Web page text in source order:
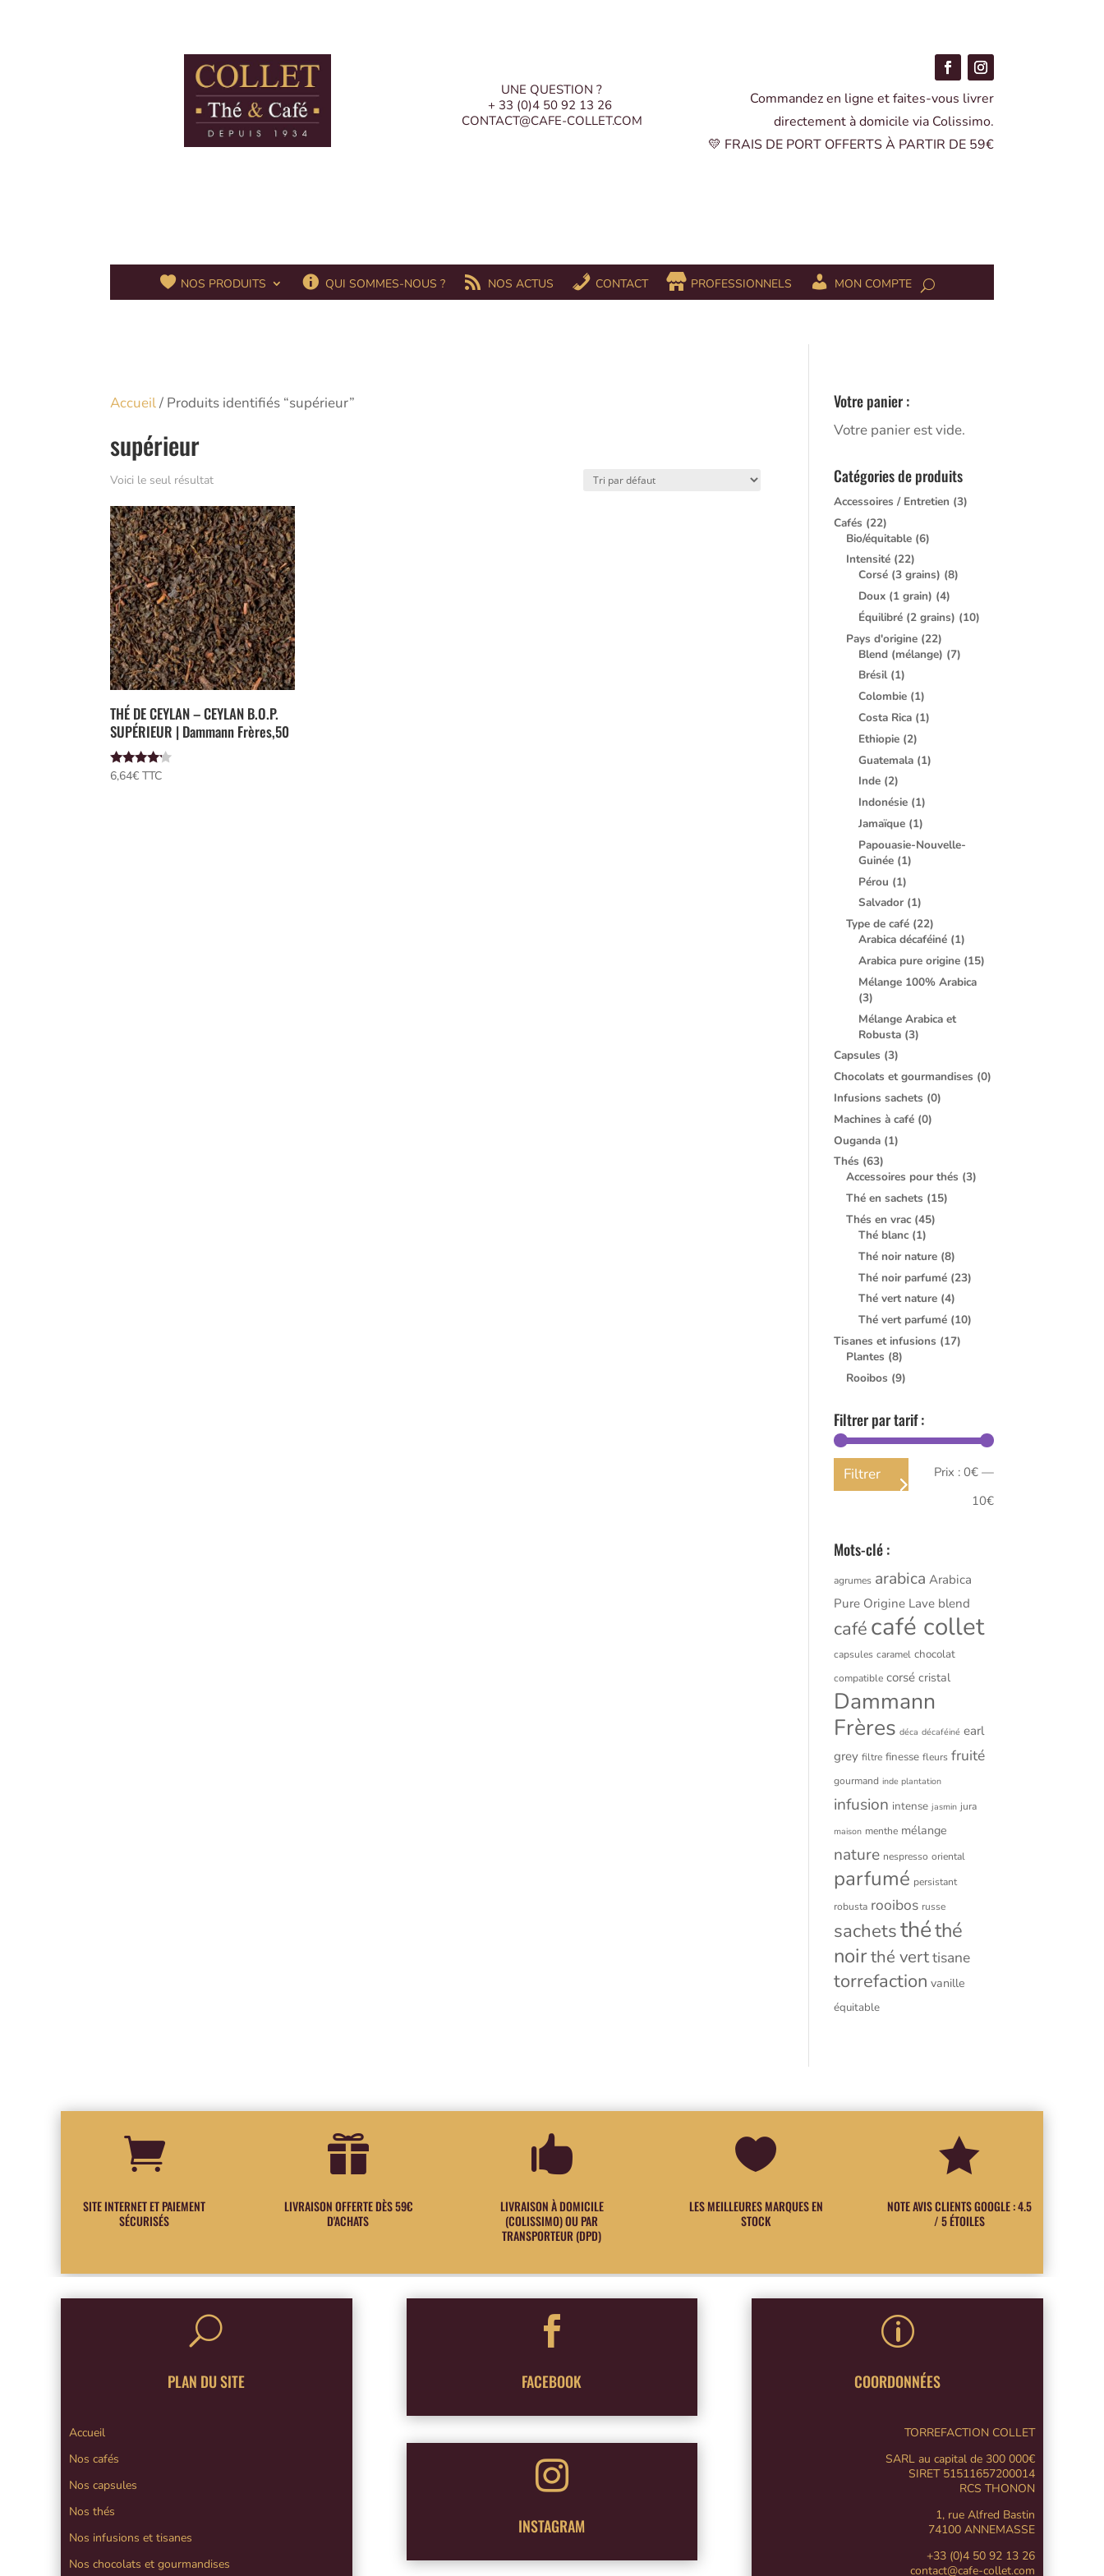
UNE QUESTION ?
+ 33 (0)4 50 92 13 26
CONTACT@CAFE-COLLET.COM
Commandez en ligne et faites-vous livrer
directement à domicile via Colissimo.
💛 FRAIS DE PORT OFFERTS À PARTIR DE 59€
NOS PRODUITS QUI SOMMES-NOUS ? NOS ACTUS CONTACT PROFESSIONNELS MON COMPTE
Accueil/ Produits identifiés “supérieur”
supérieur
Voici le seul résultat
THÉ DE CEYLAN – CEYLAN B.O.P.
SUPÉRIEUR | Dammann Frères,50
Note
6,64€ TTC
Votre panier :
Votre panier est vide.
Catégories de produits
Accessoires / Entretien (3)
Cafés (22)
Bio/équitable (6)
Intensité (22)
Corsé (3 grains) (8)
Doux (1 grain) (4)
Équilibré (2 grains) (10)
Pays d'origine (22)
Blend (mélange) (7)
Brésil (1)
Colombie (1)
Costa Rica (1)
Ethiopie (2)
Guatemala (1)
Inde (2)
Indonésie (1)
Jamaïque (1)
Papouasie-Nouvelle-
Guinée (1)
Pérou (1)
Salvador (1)
Type de café (22)
Arabica décaféiné (1)
Arabica pure origine (15)
Mélange 100% Arabica
(3)
Mélange Arabica et
Robusta (3)
Capsules (3)
Chocolats et gourmandises (0)
Infusions sachets (0)
Machines à café (0)
Ouganda (1)
Thés (63)
Accessoires pour thés (3)
Thé en sachets (15)
Thés en vrac (45)
Thé blanc (1)
Thé noir nature (8)
Thé noir parfumé (23)
Thé vert nature (4)
Thé vert parfumé (10)
Tisanes et infusions (17)
Plantes (8)
Rooibos (9)
Filtrer par tarif :
Prix
min
Prix
max
Filtrer Prix : 0€—
10€
Mots-clé :
agrumes arabica Arabica
Pure Origine Lave blend
café café collet
capsules caramel chocolat
compatible corsé cristal
Dammann
Frères déca décaféiné earl
grey filtre finesse fleurs fruité
gourmand inde plantation
infusion intense jasmin jura
maison menthe mélange
nature nespresso oriental
parfumé persistant
robusta rooibos russe
sachetsthéthé
noirthé verttisane
torrefaction vanille
équitable

SITE INTERNET ET PAIEMENT
SÉCURISÉS

LIVRAISON OFFERTE DÈS 59€
D'ACHATS

LIVRAISON À DOMICILE
(COLISSIMO) OU PAR
TRANSPORTEUR (DPD)

LES MEILLEURES MARQUES EN
STOCK

NOTE AVIS CLIENTS GOOGLE : 4.5
/ 5 ÉTOILES
U
PLAN DU SITE
Accueil
Nos cafés
Nos capsules
Nos thés
Nos infusions et tisanes
Nos chocolats et gourmandises

FACEBOOK

INSTAGRAM
p
COORDONNÉES
TORREFACTION COLLET
SARL au capital de 300 000€
SIRET 51511657200014
RCS THONON
1, rue Alfred Bastin
74100 ANNEMASSE
+33 (0)4 50 92 13 26
contact@cafe-collet.com